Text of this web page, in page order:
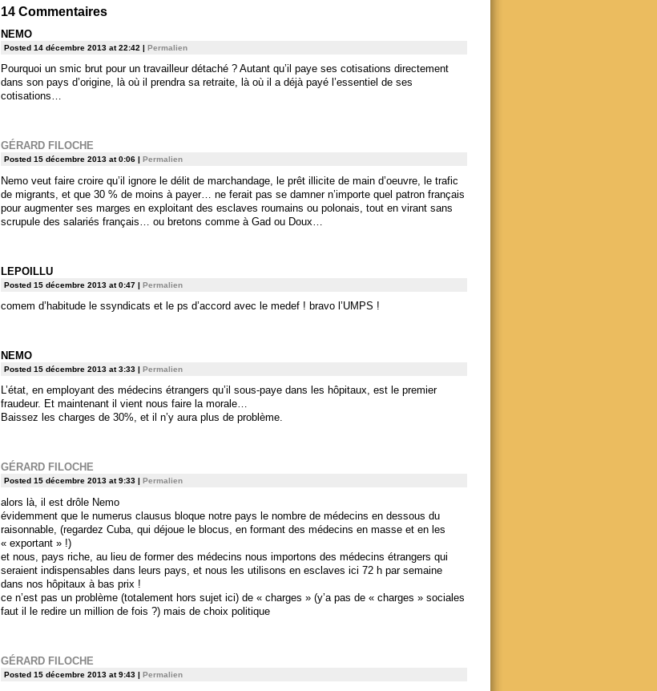
14Commentaires
NEMO
Posted 14 décembre 2013 at 22:42 | Permalien
Pourquoi un smic brut pour un travailleur détaché ? Autant qu’il paye ses cotisations directement
dans son pays d’origine, là où il prendra sa retraite, là où il a déjà payé l’essentiel de ses
cotisations…
GÉRARD FILOCHE
Posted 15 décembre 2013 at 0:06 | Permalien
Nemo veut faire croire qu’il ignore le délit de marchandage, le prêt illicite de main d’oeuvre, le trafic
de migrants, et que 30 % de moins à payer… ne ferait pas se damner n’importe quel patron français
pour augmenter ses marges en exploitant des esclaves roumains ou polonais, tout en virant sans
scrupule des salariés français… ou bretons comme à Gad ou Doux…
LEPOILLU
Posted 15 décembre 2013 at 0:47 | Permalien
comem d’habitude le ssyndicats et le ps d’accord avec le medef ! bravo l’UMPS !
NEMO
Posted 15 décembre 2013 at 3:33 | Permalien
L’état, en employant des médecins étrangers qu’il sous-paye dans les hôpitaux, est le premier
fraudeur. Et maintenant il vient nous faire la morale…
Baissez les charges de 30%, et il n’y aura plus de problème.
GÉRARD FILOCHE
Posted 15 décembre 2013 at 9:33 | Permalien
alors là, il est drôle Nemo
évidemment que le numerus clausus bloque notre pays le nombre de médecins en dessous du
raisonnable, (regardez Cuba, qui déjoue le blocus, en formant des médecins en masse et en les
« exportant » !)
et nous, pays riche, au lieu de former des médecins nous importons des médecins étrangers qui
seraient indispensables dans leurs pays, et nous les utilisons en esclaves ici 72 h par semaine
dans nos hôpitaux à bas prix !
ce n’est pas un problème (totalement hors sujet ici) de « charges » (y’a pas de « charges » sociales
faut il le redire un million de fois ?) mais de choix politique
GÉRARD FILOCHE
Posted 15 décembre 2013 at 9:43 | Permalien